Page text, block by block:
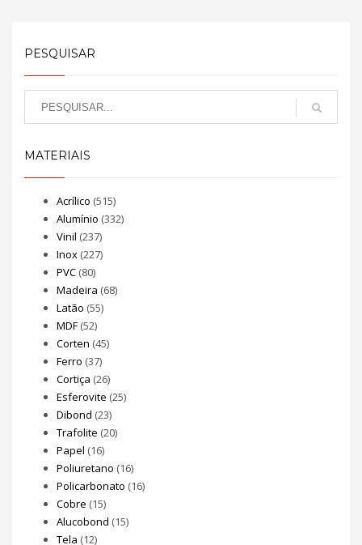
PESQUISAR
MATERIAIS
Acrílico (515)
Alumínio (332)
Vinil (237)
Inox (227)
PVC (80)
Madeira (68)
Latão (55)
MDF (52)
Corten (45)
Ferro (37)
Cortiça (26)
Esferovite (25)
Dibond (23)
Trafolite (20)
Papel (16)
Poliuretano (16)
Policarbonato (16)
Cobre (15)
Alucobond (15)
Tela (12)